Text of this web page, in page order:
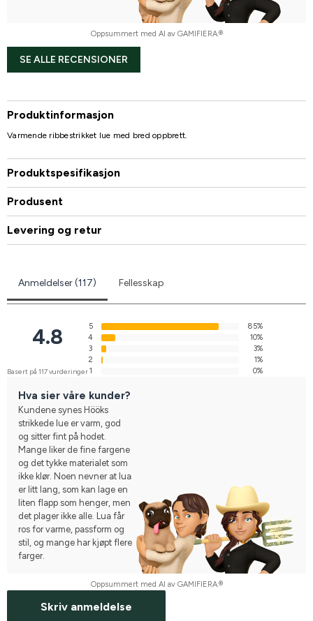
Oppsummert med AI av GAMIFIERA.®
SE ALLE RECENSIONER
Produktinformasjon
Varmende ribbestrikket lue med bred oppbrett.
Produktspesifikasjon
Produsent
Levering og retur
Anmeldelser (117) Fellesskap
4.8
Basert på 117 vurderinger
5
85%
4
10%
3
3%
2
1%
1
0%
Hva sier våre kunder?
Kundene synes Hööks
strikkede lue er varm, god
og sitter fint på hodet.
Mange liker de fine fargene
og det tykke materialet som
ikke klør. Noen nevner at lua
er litt lang, som kan lage en
liten flapp som henger, men
det plager ikke alle. Lua får
ros for varme, passform og
stil, og mange har kjøpt flere
farger.
Oppsummert med AI av GAMIFIERA.®
Skriv anmeldelse